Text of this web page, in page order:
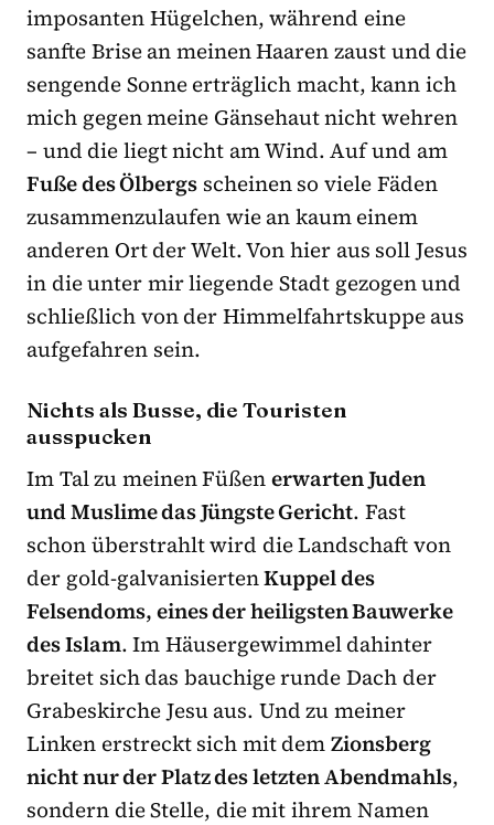
imposanten Hügelchen, während eine
sanfte Brise an meinen Haaren zaust und die
sengende Sonne erträglich macht, kann ich
mich gegen meine Gänsehaut nicht wehren
– und die liegt nicht am Wind. Auf und am
Fuße des Ölbergs scheinen so viele Fäden
zusammenzulaufen wie an kaum einem
anderen Ort der Welt. Von hier aus soll Jesus
in die unter mir liegende Stadt gezogen und
schließlich von der Himmelfahrtskuppe aus
aufgefahren sein.
Nichts als Busse, die Touristen
ausspucken
Im Tal zu meinen Füßenerwarten Juden
und Muslime das Jüngste Gericht. Fast
schon überstrahlt wird die Landschaft von
der gold-galvanisiertenKuppel des
Felsendoms, eines der heiligsten Bauwerke
des Islam. Im Häusergewimmel dahinter
breitet sich das bauchige runde Dach der
Grabeskirche Jesu aus. Und zu meiner
Linken erstreckt sich mit demZionsberg
nicht nur der Platz des letzten Abendmahls,
sondern die Stelle, die mit ihrem Namen